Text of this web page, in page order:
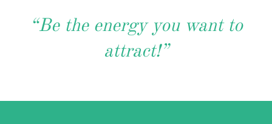
“Be the energy you want to
attract!”